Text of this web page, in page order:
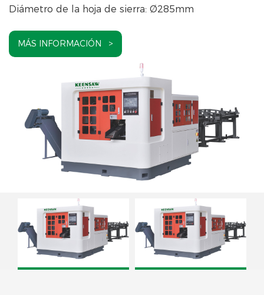
Diámetro de la hoja de sierra: Ø285mm
MÁS INFORMACIÓN >